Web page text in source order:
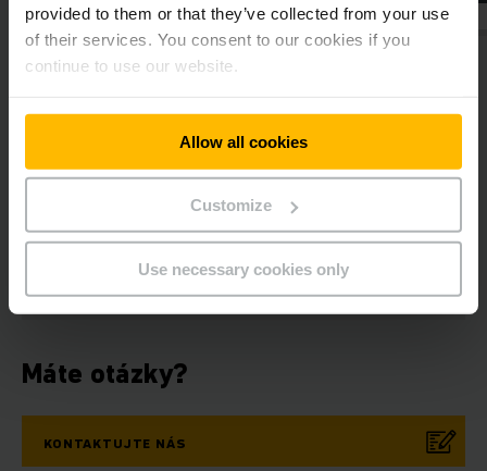
provided to them or that they’ve collected from your use
of their services. You consent to our cookies if you
continue to use our website.
Allow all cookies
Customize
Use necessary cookies only
Newsletter
PRIHLÁSIŤ SA
Sociálne siete
Máte otázky?
KONTAKTUJTE NÁS